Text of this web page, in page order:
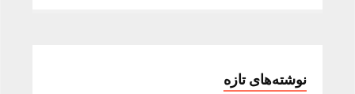
نوشته‌های تازه